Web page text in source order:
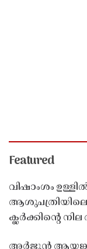
Featured
വിഷാംശം
ക്ലർക്കിൻ്റെ